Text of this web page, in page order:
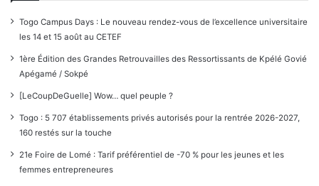
Togo Campus Days : Le nouveau rendez-vous de l’excellence universitaire
les 14 et 15 août au CETEF
1ère Édition des Grandes Retrouvailles des Ressortissants de Kpélé Govié
Apégamé / Sokpé
[LeCoupDeGuelle] Wow… quel peuple ?
Togo : 5 707 établissements privés autorisés pour la rentrée 2026-2027,
160 restés sur la touche
21e Foire de Lomé : Tarif préférentiel de -70 % pour les jeunes et les
femmes entrepreneures